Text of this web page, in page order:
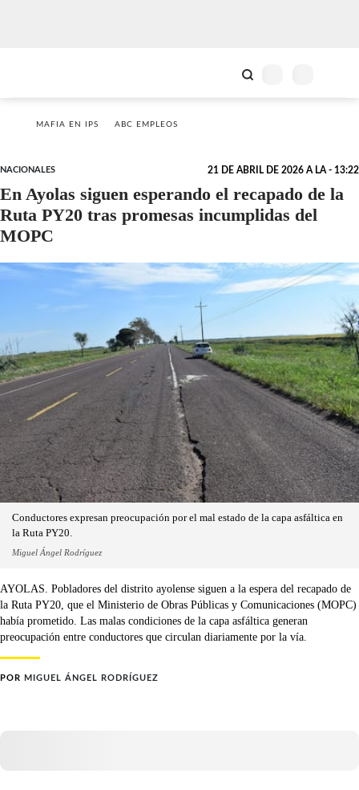
MAFIA EN IPS ABC EMPLEOS
NACIONALES 21 DE ABRIL DE 2026 A LA - 13:22
En Ayolas siguen esperando el recapado de la
Ruta PY20 tras promesas incumplidas del
MOPC
Conductores expresan preocupación por el mal estado de la capa asfáltica en
la Ruta PY20.
Miguel Ángel Rodríguez
AYOLAS. Pobladores del distrito ayolense siguen a la espera del recapado de
la Ruta PY20, que el Ministerio de Obras Públicas y Comunicaciones (MOPC)
había prometido. Las malas condiciones de la capa asfáltica generan
preocupación entre conductores que circulan diariamente por la vía.
POR MIGUEL ÁNGEL RODRÍGUEZ